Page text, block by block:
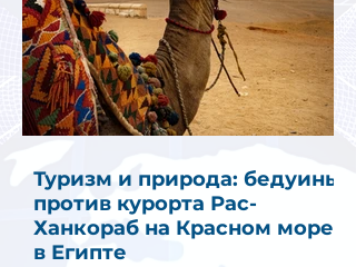
Туризм и природа: бедуины
против курорта Рас-
Ханкораб на Красном море
в Египте